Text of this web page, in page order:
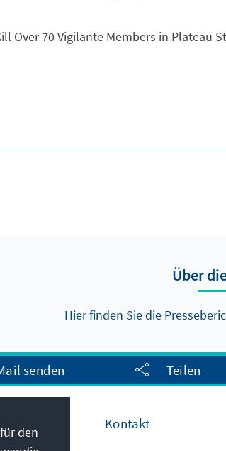
Over 70 Vigilante Members in Plateau
Über
Hier finden Sie die
senden Teilen
Kontakt
den